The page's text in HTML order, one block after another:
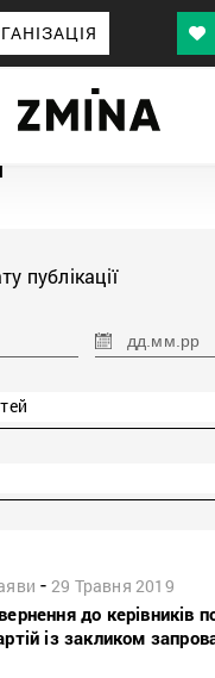
- 29 Травня 2019
до керівників
із закликом
публікації